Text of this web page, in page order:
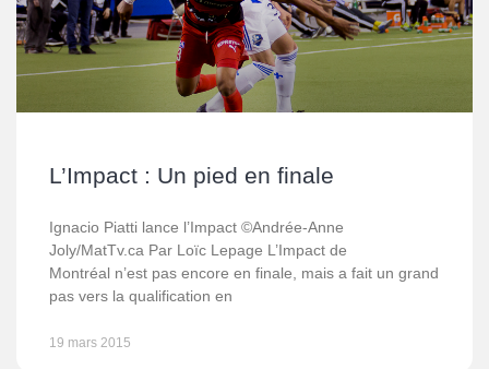
L’Impact : Un pied en finale
Ignacio Piatti lance l’Impact ©Andrée-Anne
Joly/MatTv.ca Par Loïc Lepage L’Impact de
Montréal n’est pas encore en finale, mais a fait un grand
pas vers la qualification en
19 mars 2015